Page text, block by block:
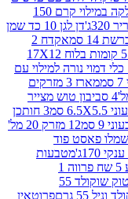
וופל מילקה במילוי קרם 150
דן לגן 10 כד שמן
אקדח 2
סביבון 5 קומות בלוח 17X12
למילוי עם
מארז 3 מזרקים
מצייר
3 חותכן
12 מזרק 20 מל'
מטבע 5 שח פרווה 1
פרוטאין פרו-חטיף חלבון טבעוני בטעם פיסטוק שוקולד 55
פרוטאין